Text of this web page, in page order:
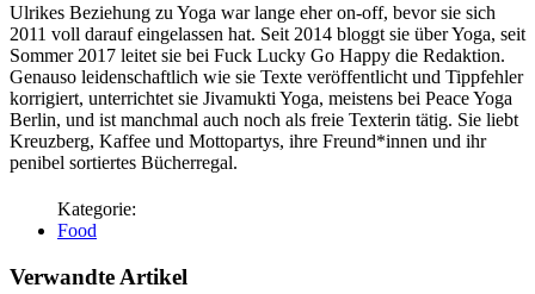
Ulrikes Beziehung zu Yoga war lange eher on-off, bevor sie sich
2011 voll darauf eingelassen hat. Seit 2014 bloggt sie über Yoga, seit
Sommer 2017 leitet sie bei Fuck Lucky Go Happy die Redaktion.
Genauso leidenschaftlich wie sie Texte veröffentlicht und Tippfehler
korrigiert, unterrichtet sie Jivamukti Yoga, meistens bei Peace Yoga
Berlin, und ist manchmal auch noch als freie Texterin tätig. Sie liebt
Kreuzberg, Kaffee und Mottopartys, ihre Freund*innen und ihr
penibel sortiertes Bücherregal.
Food
Verwandte Artikel